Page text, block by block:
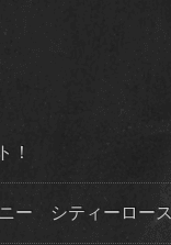
！
ー シティーロー